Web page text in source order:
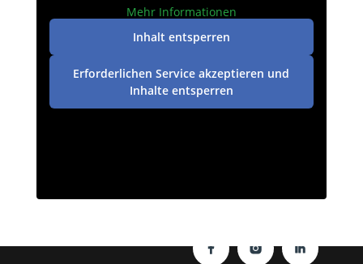
Mehr Informationen
Inhalt entsperren
Erforderlichen Service akzeptieren und
Inhalte entsperren
Datenschutz|Impressum| © perey-medien